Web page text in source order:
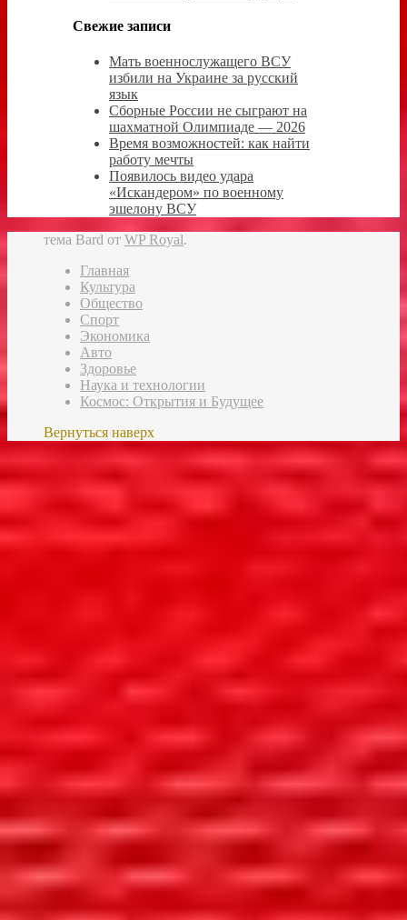
Свежие записи
Мать военнослужащего ВСУ
избили на Украине за русский
язык
Сборные России не сыграют на
шахматной Олимпиаде — 2026
Время возможностей: как найти
работу мечты
Появилось видео удара
«Искандером» по военному
эшелону ВСУ
тема Bard от WP Royal.
Главная
Культура
Общество
Спорт
Экономика
Авто
Здоровье
Наука и технологии
Космос: Открытия и Будущее
Вернуться наверх